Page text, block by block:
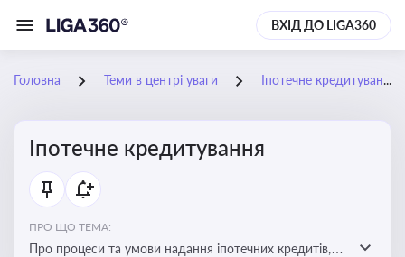
ВХІД ДО LIGA360
Головна Теми в центрі уваги Іпотечне кредитування
Іпотечне кредитування
ПРО ЩО ТЕМА:
Про процеси та умови надання іпотечних кредитів,